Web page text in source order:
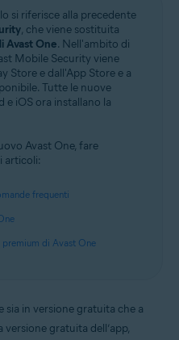
si riferisce alla precedente
, che viene sostituita
Avast One. Nell'ambito di
Mobile Security viene
Store e dall'App Store e a
Tutte le nuove
e iOS ora installano la
Avast One, fare
articoli:
frequenti
di Avast One
sia in versione gratuita che a
versione gratuita dell’app,